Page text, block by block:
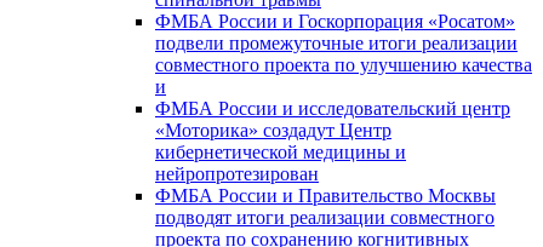
ФМБА России и Госкорпорация «Росатом»
подвели промежуточные итоги реализации
совместного проекта по улучшению качества
и
ФМБА России и исследовательский центр
«Моторика» создадут Центр
кибернетической медицины и
нейропротезирован
ФМБА России и Правительство Москвы
подводят итоги реализации совместного
проекта по сохранению когнитивных